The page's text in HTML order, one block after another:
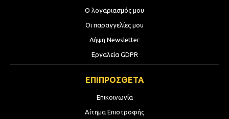
Ο λογαριασμός μου
Οι παραγγελίες μου
Λήψη Newsletter
Εργαλεία GDPR
ΕΠΙΠΡΟΣΘΕΤΑ
Επικοινωνία
Αίτημα Επιστροφής